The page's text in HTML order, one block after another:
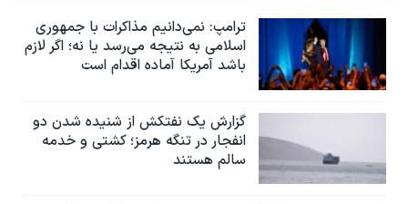
ترامپ: نمی‌دانیم مذاکرات با جمهوری
اسلامی به نتیجه می‌رسد یا نه؛ اگر لازم
باشد آمریکا آماده اقدام است
گزارش یک نفتکش از شنیده شدن دو
انفجار در تنگه هرمز؛ کشتی و خدمه
سالم هستند